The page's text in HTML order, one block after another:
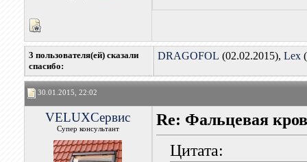
3 пользователя(ей) сказали
cпасибо:
DRAGOFOL (02.02.2015), Lex
30.01.2015, 22:02
VELUXСервис
Супер консультант
Re: Фальцевая
Цитата: